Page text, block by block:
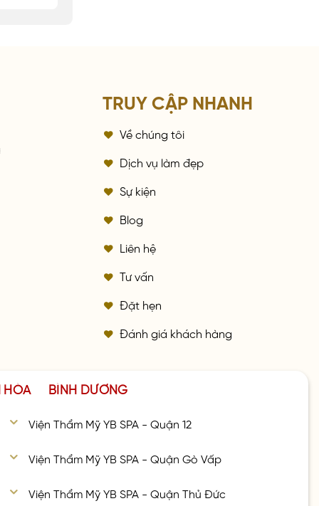
TRUY CẬP NHANH
Về chúng tôi
Dịch vụ làm đẹp
Sự kiện
Blog
Liên hệ
Tư vấn
Đặt hẹn
Đánh giá khách hàng
HÒA BÌNH DƯƠNG
Viện Thẩm Mỹ YB SPA - Quận 12
Viện Thẩm Mỹ YB SPA - Quận Gò Vấp
Viện Thẩm Mỹ YB SPA - Quận Thủ Đức